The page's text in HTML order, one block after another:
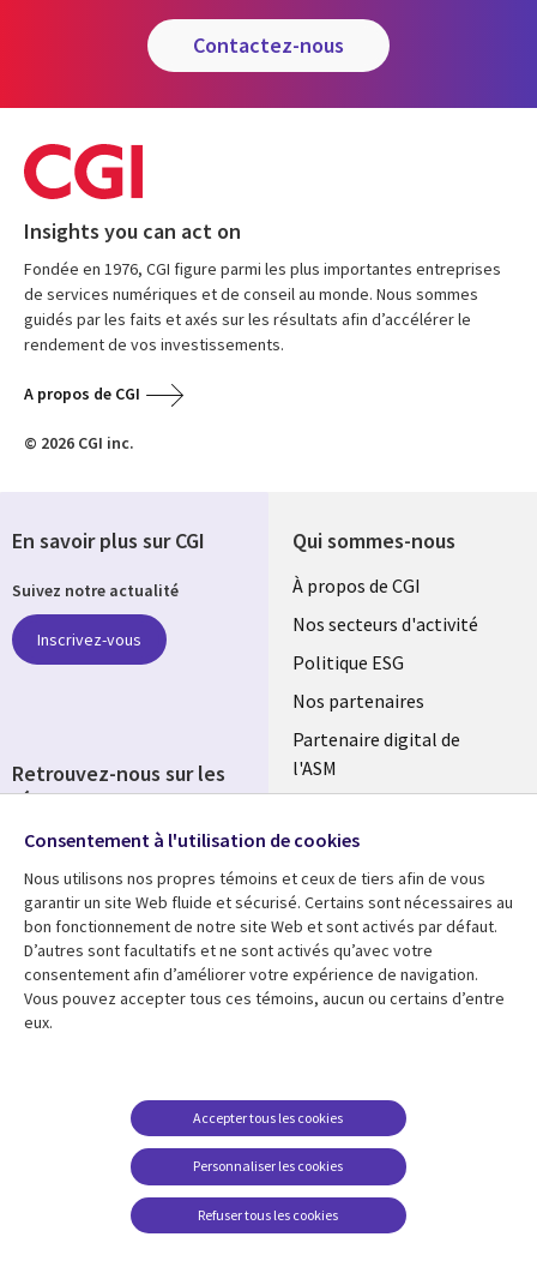
contactez-nous
Insights you can act on
Fondée en 1976, CGI figure parmi les plus importantes entreprises
de services numériques et de conseil au monde. Nous sommes
guidés par les faits et axés sur les résultats afin d’accélérer le
rendement de vos investissements.
A propos de CGI
© 2026 CGI inc.
Qui sommes-nous
Useful
links
FRANCE
À propos de CGI
Nos secteurs d'activité
Politique ESG
Nos partenaires
Partenaire digital de
l'ASM
Fusions
Ressources
Library
Links
Articles
Blog
Support
Legal
Accessibilité
conditions juridiques
FAQ Carrières
Centre de gestion des
témoins
En savoir plus sur CGI
Suivez notre actualité
Inscrivez-vous
Retrouvez-nous sur les
réseaux
Social
Media
FRANCE
Consentement à l'utilisation de cookies
Nous utilisons nos propres témoins et ceux de tiers afin de vous
garantir un site Web fluide et sécurisé. Certains sont nécessaires au
bon fonctionnement de notre site Web et sont activés par défaut.
D’autres sont facultatifs et ne sont activés qu’avec votre
consentement afin d’améliorer votre expérience de navigation.
Vous pouvez accepter tous ces témoins, aucun ou certains d’entre
eux.
Personnaliser les cookies
Accepter tous les cookies
Refuser tous les cookies